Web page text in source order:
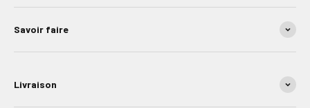
Savoir faire
Livraison